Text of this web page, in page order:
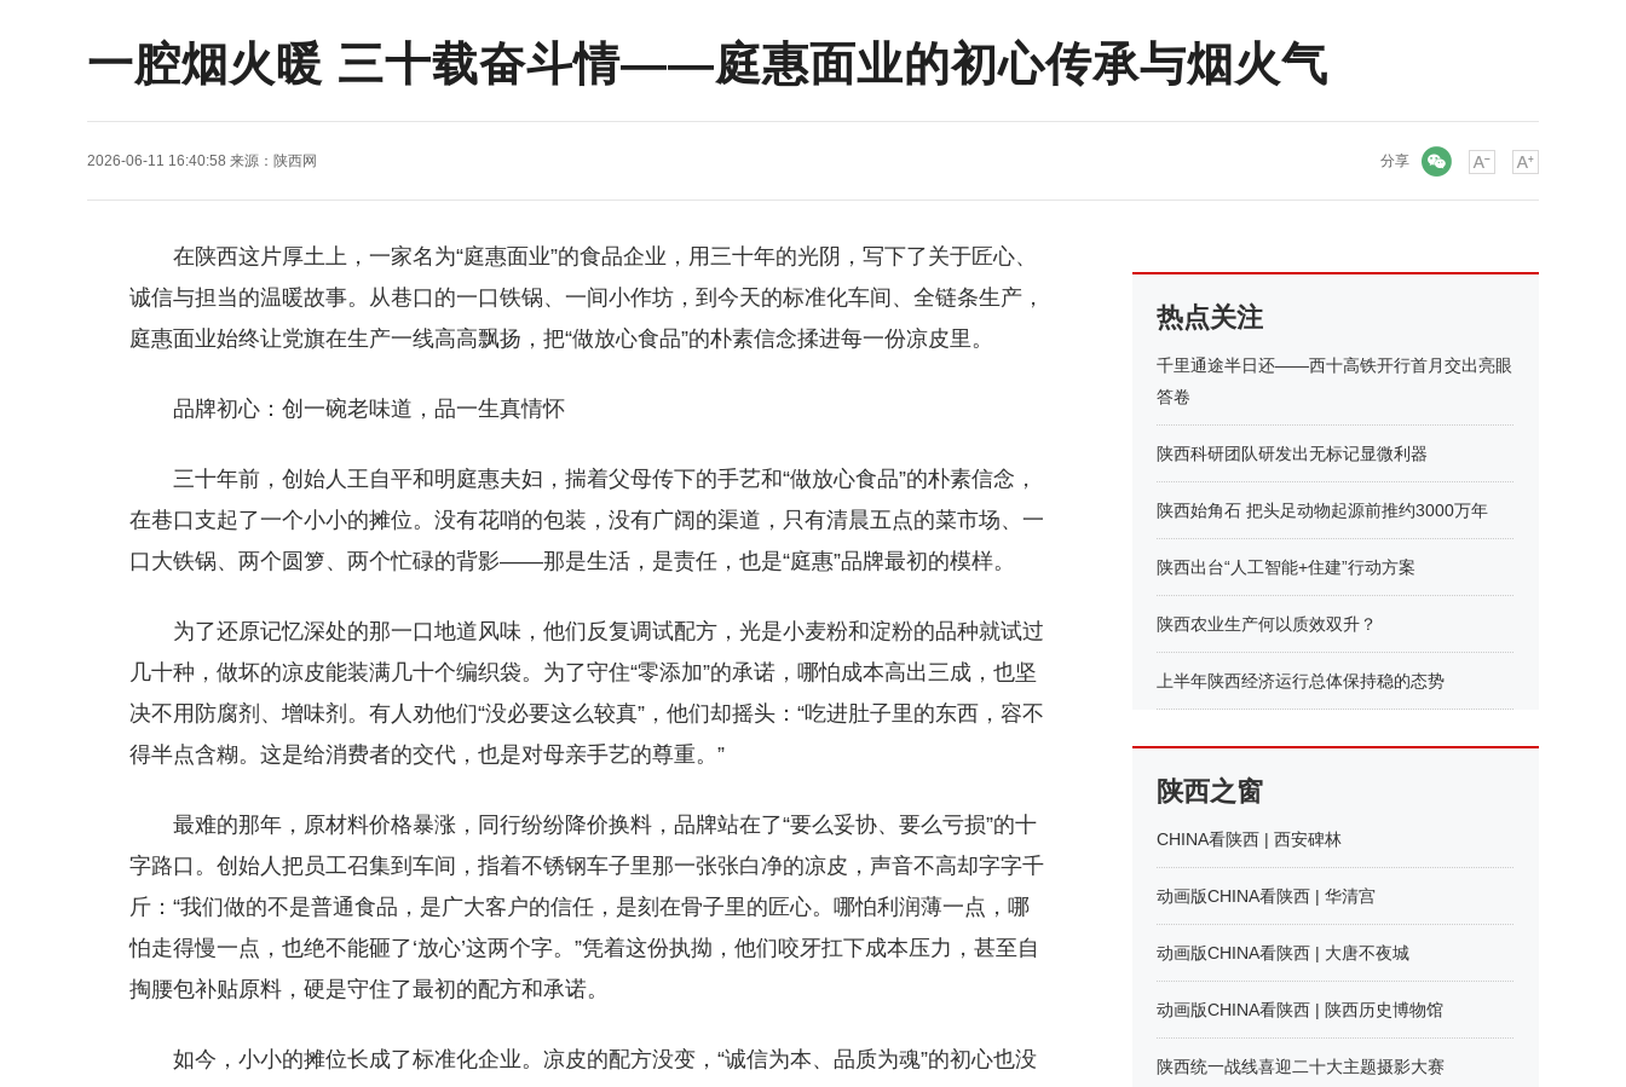
一腔烟火暖 三十载奋斗情——庭惠面业的初心传承与烟火气
2026-06-11 16:40:58 来源： 陕西网 分享
在陕西这片厚土上，一家名为“庭惠面业”的食品企业，用三十年的光阴，写下了关于匠心、
诚信与担当的温暖故事。从巷口的一口铁锅、一间小作坊，到今天的标准化车间、全链条生产，
庭惠面业始终让党旗在生产一线高高飘扬，把“做放心食品”的朴素信念揉进每一份凉皮里。
品牌初心：创一碗老味道，品一生真情怀
三十年前，创始人王自平和明庭惠夫妇，揣着父母传下的手艺和“做放心食品”的朴素信念，
在巷口支起了一个小小的摊位。没有花哨的包装，没有广阔的渠道，只有清晨五点的菜市场、一
口大铁锅、两个圆箩、两个忙碌的背影——那是生活，是责任，也是“庭惠”品牌最初的模样。
为了还原记忆深处的那一口地道风味，他们反复调试配方，光是小麦粉和淀粉的品种就试过
几十种，做坏的凉皮能装满几十个编织袋。为了守住“零添加”的承诺，哪怕成本高出三成，也坚
决不用防腐剂、增味剂。有人劝他们“没必要这么较真”，他们却摇头：“吃进肚子里的东西，容不
得半点含糊。这是给消费者的交代，也是对母亲手艺的尊重。”
最难的那年，原材料价格暴涨，同行纷纷降价换料，品牌站在了“要么妥协、要么亏损”的十
字路口。创始人把员工召集到车间，指着不锈钢车子里那一张张白净的凉皮，声音不高却字字千
斤：“我们做的不是普通食品，是广大客户的信任，是刻在骨子里的匠心。哪怕利润薄一点，哪
怕走得慢一点，也绝不能砸了‘放心’这两个字。”凭着这份执拗，他们咬牙扛下成本压力，甚至自
掏腰包补贴原料，硬是守住了最初的配方和承诺。
如今，小小的摊位长成了标准化企业。凉皮的配方没变，“诚信为本、品质为魂”的初心也没
热点关注
千里通途半日还——西十高铁开行首月交出亮眼
答卷
陕西科研团队研发出无标记显微利器
陕西始角石 把头足动物起源前推约3000万年
陕西出台“人工智能+住建”行动方案
陕西农业生产何以质效双升？
上半年陕西经济运行总体保持稳的态势
陕西之窗
CHINA看陕西 | 西安碑林
动画版CHINA看陕西 | 华清宫
动画版CHINA看陕西 | 大唐不夜城
动画版CHINA看陕西 | 陕西历史博物馆
陕西统一战线喜迎二十大主题摄影大赛